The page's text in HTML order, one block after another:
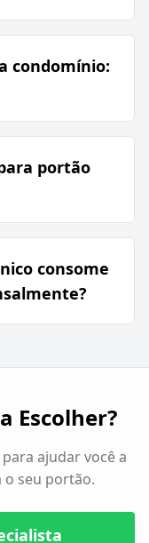
condomínio:
portão
consome
Escolher?
ajudar você a
seu portão.